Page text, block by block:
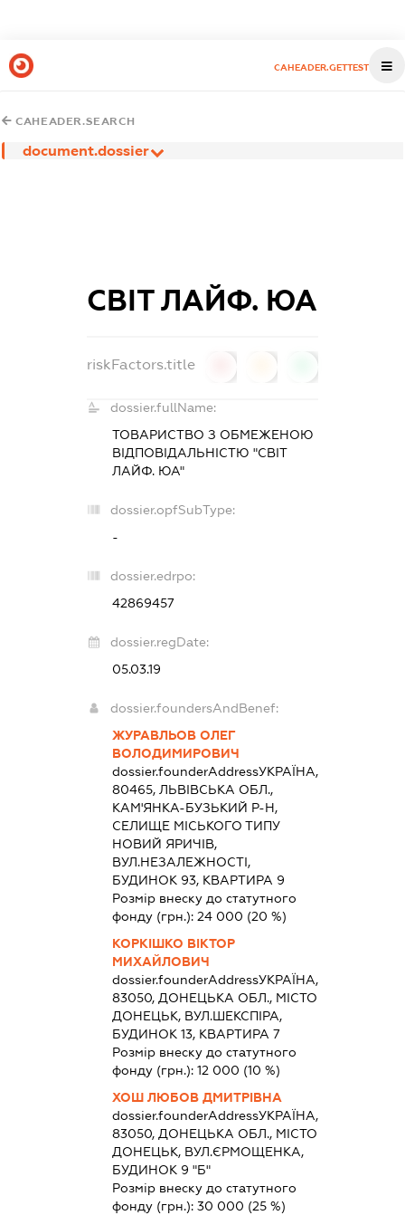
CAHEADER.GETTEST
CAHEADER.SEARCH
document.dossier
СВІТ ЛАЙФ. ЮА
riskFactors.title
dossier.fullName:
ТОВАРИСТВО З ОБМЕЖЕНОЮ
ВІДПОВІДАЛЬНІСТЮ "СВІТ
ЛАЙФ. ЮА"
dossier.opfSubType:
-
dossier.edrpo:
42869457
dossier.regDate:
05.03.19
dossier.foundersAndBenef:
ЖУРАВЛЬОВ ОЛЕГ
ВОЛОДИМИРОВИЧ
dossier.founderAddressУКРАЇНА,
80465, ЛЬВІВСЬКА ОБЛ.,
КАМ'ЯНКА-БУЗЬКИЙ Р-Н,
СЕЛИЩЕ МІСЬКОГО ТИПУ
НОВИЙ ЯРИЧІВ,
ВУЛ.НЕЗАЛЕЖНОСТІ,
БУДИНОК 93, КВАРТИРА 9
Розмір внеску до статутного
фонду (грн.):24 000 (20 %)
КОРКІШКО ВІКТОР
МИХАЙЛОВИЧ
dossier.founderAddressУКРАЇНА,
83050, ДОНЕЦЬКА ОБЛ., МІСТО
ДОНЕЦЬК, ВУЛ.ШЕКСПІРА,
БУДИНОК 13, КВАРТИРА 7
Розмір внеску до статутного
фонду (грн.):12 000 (10 %)
ХОШ ЛЮБОВ ДМИТРІВНА
dossier.founderAddressУКРАЇНА,
83050, ДОНЕЦЬКА ОБЛ., МІСТО
ДОНЕЦЬК, ВУЛ.ЄРМОЩЕНКА,
БУДИНОК 9 "Б"
Розмір внеску до статутного
фонду (грн.):30 000 (25 %)